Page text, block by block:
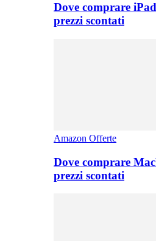
Dove comprare
prezzi scontati
Amazon Offerte
Dove comprare
prezzi scontati